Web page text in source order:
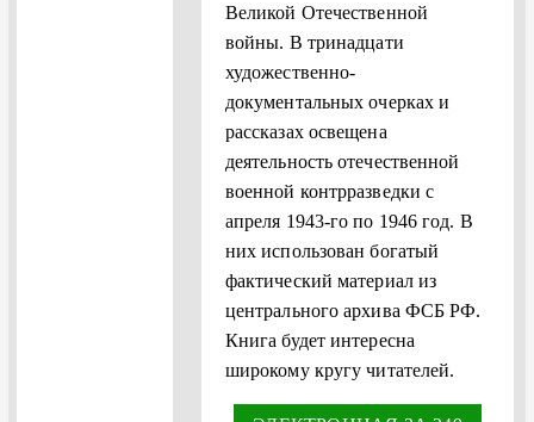
Великой Отечественной
войны. В тринадцати
художественно-
документальных очерках и
рассказах освещена
деятельность отечественной
военной контрразведки с
апреля 1943-го по 1946 год. В
них использован богатый
фактический материал из
центрального архива ФСБ РФ.
Книга будет интересна
широкому кругу читателей.